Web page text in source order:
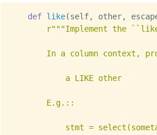
def like(self, other,
r"""Implement the
In a column context,
            a LIKE other
        E.g.::
stmt =